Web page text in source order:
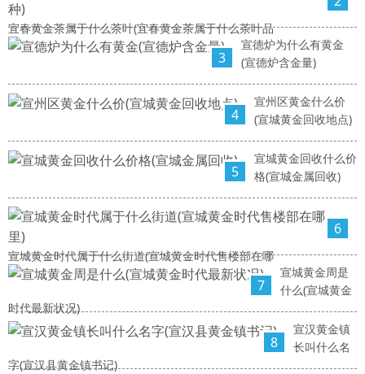
宜春黄金茶属于什么茶叶(宜春黄金茶属于什么茶叶品
3
宣德炉为什么有黄金
(宣德炉含金量)
4
宣州区黄金什么价
(宣城黄金回收地点)
5
宣城黄金回收什么价
格(宣城金属回收)
6
宣城黄金时代属于什么街道(宣城黄金时代售楼部在哪
7
宣城黄金周是
什么(宣城黄金
时代最新状况)
8
宣汉黄金镇
长叫什么名
字(宣汉县黄金镇书记)